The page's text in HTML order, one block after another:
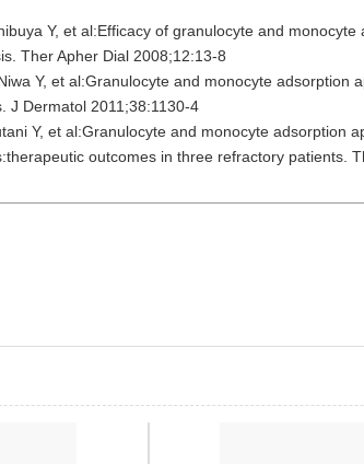
Y, et al:Efficacy of granulocyte and monocyte
Ther Apher Dial 2008;12:13-8
Y, et al:Granulocyte and monocyte adsorption
J Dermatol 2011;38:1130-4
Y, et al:Granulocyte and monocyte adsorption
outcomes in three refractory patients.